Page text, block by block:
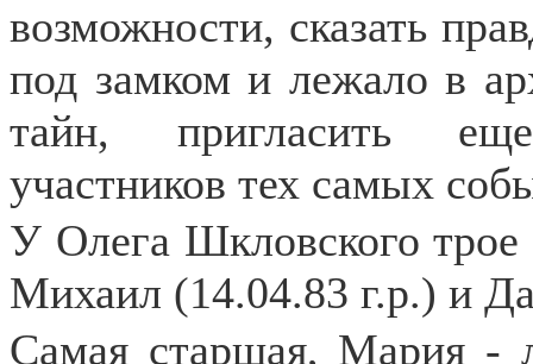
возможности, сказать
под замком и лежало в
тайн, пригласить
участников тех самых
У Олега Шкловского
Михаил (14.04.83 г.р.) и
Самая старшая, Мария -